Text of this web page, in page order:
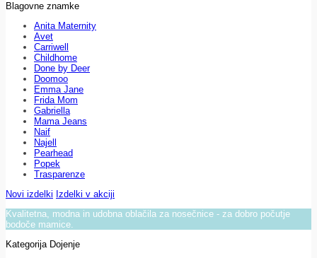
Blagovne znamke
Anita Maternity
Avet
Carriwell
Childhome
Done by Deer
Doomoo
Emma Jane
Frida Mom
Gabriella
Mama Jeans
Naif
Najell
Pearhead
Popek
Trasparenze
Novi izdelki Izdelki v akciji
Kvalitetna, modna in udobna oblačila za nosečnice - za dobro počutje
bodoče mamice.
Kategorija Dojenje